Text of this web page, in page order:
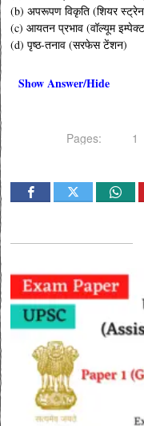
(b) अपरूपण विकृति (शियर
(c) आयतन प्रभाव (वॉल्यूम
(d) पृष्ठ-तनाव (सरफेस टेंशन)
Show Answer/Hide
Pages: 1